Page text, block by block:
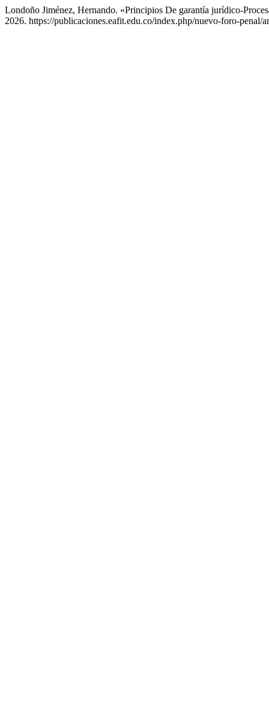
Londoño Jiménez, Hernando. «Principios De garantía jurídico-
2026. https://publicaciones.eafit.edu.co/index.php/nuevo-foro-penal/